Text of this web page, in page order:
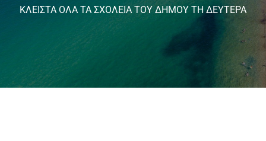
ΚΛΕΙΣΤΑ ΟΛΑ ΤΑ ΣΧΟΛΕΙΑ ΤΟΥ ΔΗΜΟΥ ΤΗ ΔΕΥΤΕΡΑ